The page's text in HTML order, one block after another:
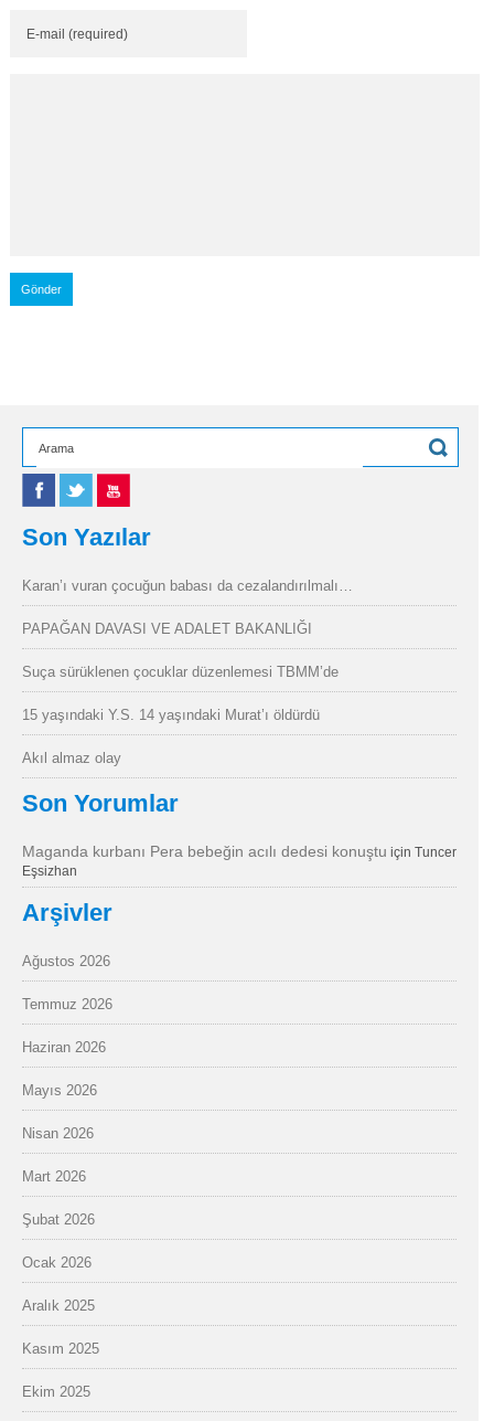
Son Yazılar
Karan’ı vuran çocuğun babası da cezalandırılmalı…
PAPAĞAN DAVASI VE ADALET BAKANLIĞI
Suça sürüklenen çocuklar düzenlemesi TBMM’de
15 yaşındaki Y.S. 14 yaşındaki Murat’ı öldürdü
Akıl almaz olay
Son Yorumlar
Maganda kurbanı Pera bebeğin acılı dedesi konuştu için Tuncer
Eşsizhan
Arşivler
Ağustos 2026
Temmuz 2026
Haziran 2026
Mayıs 2026
Nisan 2026
Mart 2026
Şubat 2026
Ocak 2026
Aralık 2025
Kasım 2025
Ekim 2025